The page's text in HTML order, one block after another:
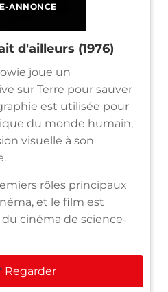
ANNONCE
d'ailleurs (1976)
joue un
sur Terre pour sauver
est utilisée pour
du monde humain,
visuelle à son
rôles principaux
et le film est
cinéma de science-
Regarder